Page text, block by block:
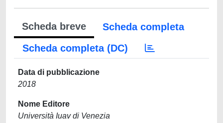
Scheda breve
Scheda completa
Scheda completa (DC)
Data di pubblicazione
2018
Nome Editore
Università Iuav di Venezia